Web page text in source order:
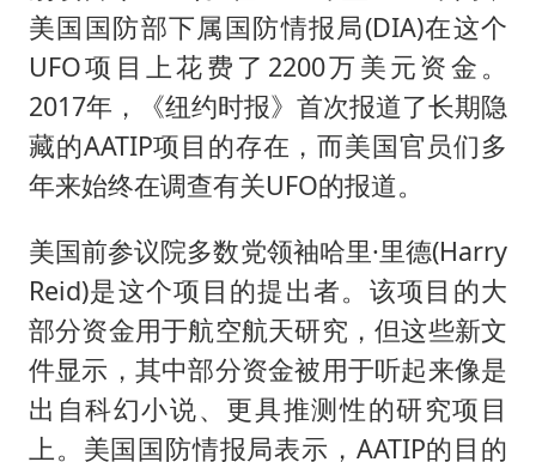
美国国防部下属国防情报局(DIA)在这个
UFO项目上花费了2200万美元资金。
2017年，《纽约时报》首次报道了长期隐
藏的AATIP项目的存在，而美国官员们多
年来始终在调查有关UFO的报道。
美国前参议院多数党领袖哈里·里德(Harry
Reid)是这个项目的提出者。该项目的大
部分资金用于航空航天研究，但这些新文
件显示，其中部分资金被用于听起来像是
出自科幻小说、更具推测性的研究项目
上。美国国防情报局表示，AATIP的目的